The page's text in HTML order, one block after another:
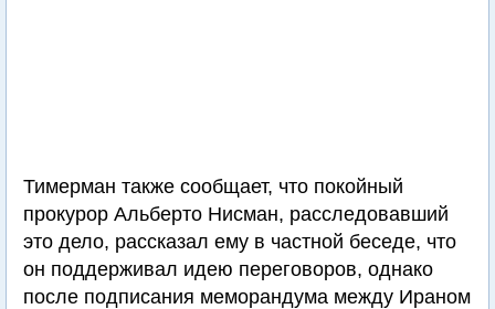
Тимерман также сообщает, что покойный
прокурор Альберто Нисман, расследовавший
это дело, рассказал ему в частной беседе, что
он поддерживал идею переговоров, однако
после подписания меморандума между Ираном